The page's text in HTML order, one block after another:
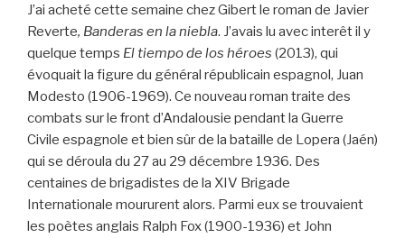
J’ai acheté cette semaine chez Gibert le roman de Javier
Reverte, Banderas en la niebla. J’avais lu avec interêt il y
quelque temps El tiempo de los héroes (2013), qui
évoquait la figure du général républicain espagnol, Juan
Modesto (1906-1969). Ce nouveau roman traite des
combats sur le front d’Andalousie pendant la Guerre
Civile espagnole et bien sûr de la bataille de Lopera (Jaén)
qui se déroula du 27 au 29 décembre 1936. Des
centaines de brigadistes de la XIV Brigade
Internationale moururent alors. Parmi eux se trouvaient
les poètes anglais Ralph Fox (1900-1936) et John